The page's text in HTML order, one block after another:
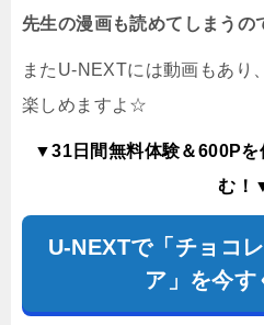
先生の漫画も読めてしまうの
またU-NEXTには動画もあり
楽しめますよ☆
▼31日間無料体験＆600Pを
む！
U-NEXTで「チョコ
ア」を今